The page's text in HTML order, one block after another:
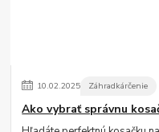
10.02.2025 Záhradkárčenie
Ako vybrať správnu